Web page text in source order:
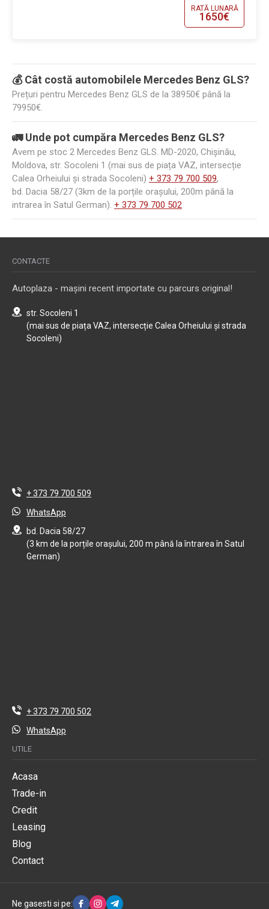
RATĂ LUNARĂ
1650€
💰 Cât costă automobilele Mercedes Benz GLS?
Prețuri pentru Mercedes Benz GLS de la 38950€ până la
79950€.
🚛 Unde pot cumpăra Mercedes Benz GLS?
Avem pe stoc 2 Mercedes Benz GLS. MD-2020, Chișinău,
Moldova, str. Socoleni 1 (mai sus de piața VAZ, intersecție
Calea Orheiului și strada Socoleni) + 373 79 700 509,
bd. Dacia 58/27 (3km de la porțile orașului, 200m până la
intrarea în Satul German). + 373 79 700 502
CONTACTE
Autoplaza - mașini recent importate cu parcurs original!
str. Socoleni 1
(mai sus de piața VAZ, intersecție Calea Orheiului și strada
Socoleni)
+ 373 79 700 509
WhatsApp
bd. Dacia 58/27
(3 km de la porțile orașului, 200 m până la întrarea în Satul
German)
+ 373 79 700 502
WhatsApp
UTILE
Acasa
Trade-in
Credit
Leasing
Blog
Contact
Ne gasesti si pe: